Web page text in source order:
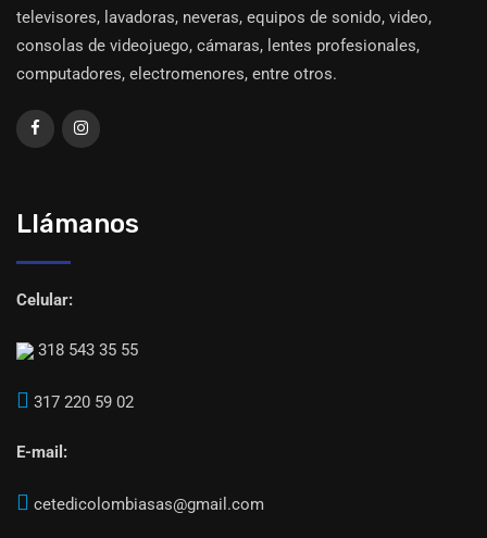
televisores, lavadoras, neveras, equipos de sonido, video,
consolas de videojuego, cámaras, lentes profesionales,
computadores, electromenores, entre otros.
Llámanos
Celular:
318 543 35 55
317 220 59 02
E-mail:
cetedicolombiasas@gmail.com